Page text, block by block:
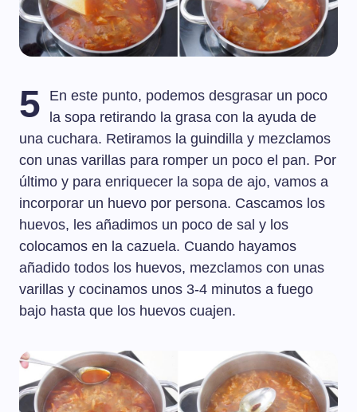
5
En este punto, podemos desgrasar un poco
la sopa retirando la grasa con la ayuda de
una cuchara. Retiramos la guindilla y mezclamos
con unas varillas para romper un poco el pan. Por
último y para enriquecer la sopa de ajo, vamos a
incorporar un huevo por persona. Cascamos los
huevos, les añadimos un poco de sal y los
colocamos en la cazuela. Cuando hayamos
añadido todos los huevos, mezclamos con unas
varillas y cocinamos unos 3-4 minutos a fuego
bajo hasta que los huevos cuajen.